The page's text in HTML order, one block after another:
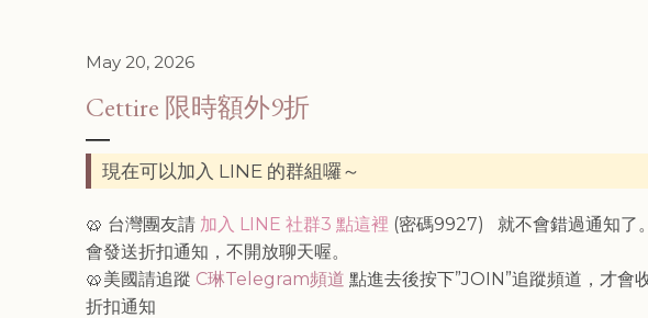
May 20, 2026
Cettire 限時額外9折
現在可以加入 LINE 的群組囉～
🥨 台灣團友請 加入 LINE 社群3 點這裡 (密碼9927)
就不會錯過通知了
會發送折扣通知，不開放聊天喔。
🥨美國請追蹤 C琳Telegram頻道 點進去後按下”JOIN”追蹤頻道，才會
折扣通知